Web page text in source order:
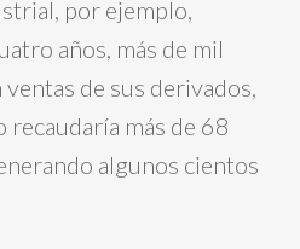
por ejemplo,
años, más de mil
de sus derivados,
recaudaría más de 68
algunos cientos